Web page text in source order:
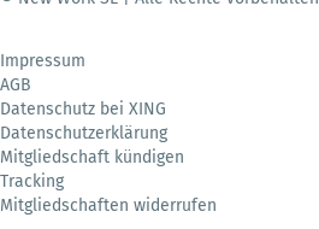
Impressum
AGB
Datenschutz bei XING
Datenschutzerklärung
Mitgliedschaft kündigen
Tracking
Mitgliedschaften widerrufen